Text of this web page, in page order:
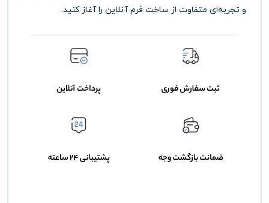
و تجربه‌ای متفاوت از ساخت فرم آنلاین را آغاز کنید.